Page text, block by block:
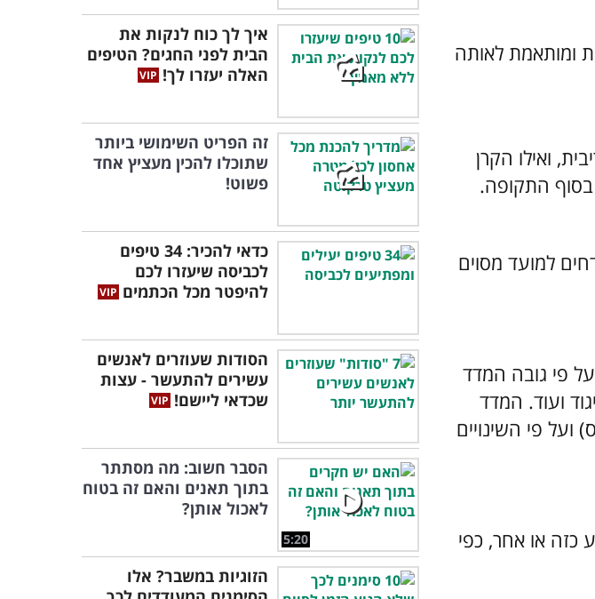
ומותאמת לאותה
ואילו הקרן
התקופה.​
למועד מסוים
פי גובה המדד
ביגוד ועוד. המדד
ועל פי השינויים
כזה או אחר, כפי
איך לך כוח לנקות את
הבית לפני החגים? הטיפים
האלה יעזרו לך!
זה הפריט השימושי ביותר
שתוכלו להכין מעציץ אחד
פשוט!
כדאי להכיר: 34 טיפים
לכביסה שיעזרו לכם
להיפטר מכל הכתמים
הסודות שעוזרים לאנשים
עשירים להתעשר - עצות
שכדאי ליישם!
5:20
הסבר חשוב: מה מסתתר
בתוך תאנים והאם זה בטוח
לאכול אותן?
הזוגיות במשבר? אלו